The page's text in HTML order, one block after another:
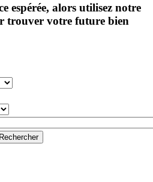
espérée, alors utilisez notre
trouver votre future bien
Rechercher